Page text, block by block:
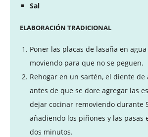
Sal
ELABORACIÓN TRADICIONAL
Poner las placas de lasaña en
moviendo para que no se peguen.
Rehogar en un sartén, el diente de
antes de que se dore agregar las
dejar cocinar removiendo durante
añadiendo los piñones y las pasas
dos minutos.